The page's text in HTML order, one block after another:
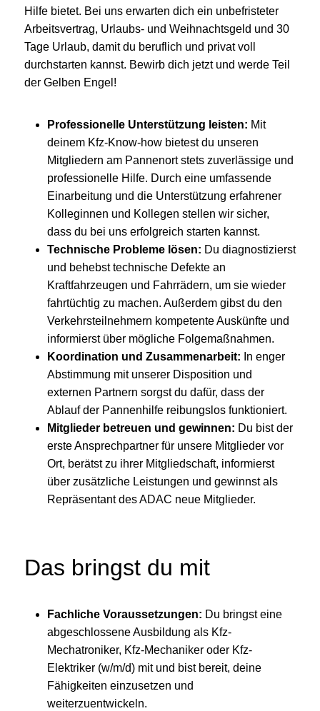
Hilfe bietet. Bei uns erwarten dich ein unbefristeter
Arbeitsvertrag, Urlaubs- und Weihnachtsgeld und 30
Tage Urlaub, damit du beruflich und privat voll
durchstarten kannst. Bewirb dich jetzt und werde Teil
der Gelben Engel!
Professionelle Unterstützung leisten: Mit
deinem Kfz-Know-how bietest du unseren
Mitgliedern am Pannenort stets zuverlässige und
professionelle Hilfe. Durch eine umfassende
Einarbeitung und die Unterstützung erfahrener
Kolleginnen und Kollegen stellen wir sicher,
dass du bei uns erfolgreich starten kannst.
Technische Probleme lösen: Du diagnostizierst
und behebst technische Defekte an
Kraftfahrzeugen und Fahrrädern, um sie wieder
fahrtüchtig zu machen. Außerdem gibst du den
Verkehrsteilnehmern kompetente Auskünfte und
informierst über mögliche Folgemaßnahmen.
Koordination und Zusammenarbeit: In enger
Abstimmung mit unserer Disposition und
externen Partnern sorgst du dafür, dass der
Ablauf der Pannenhilfe reibungslos funktioniert.
Mitglieder betreuen und gewinnen: Du bist der
erste Ansprechpartner für unsere Mitglieder vor
Ort, berätst zu ihrer Mitgliedschaft, informierst
über zusätzliche Leistungen und gewinnst als
Repräsentant des ADAC neue Mitglieder.
Das bringst du mit
Fachliche Voraussetzungen: Du bringst eine
abgeschlossene Ausbildung als Kfz-
Mechatroniker, Kfz-Mechaniker oder Kfz-
Elektriker (w/m/d) mit und bist bereit, deine
Fähigkeiten einzusetzen und
weiterzuentwickeln.